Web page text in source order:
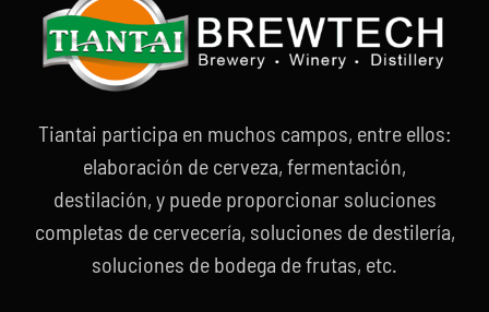
Tiantai participa en muchos campos, entre ellos:
elaboración de cerveza, fermentación,
destilación, y puede proporcionar soluciones
completas de cervecería, soluciones de destilería,
soluciones de bodega de frutas, etc.